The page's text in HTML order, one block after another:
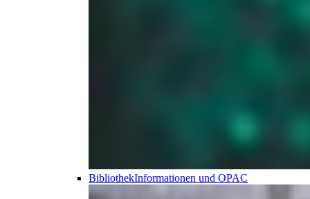
BibliothekInformationen und OPAC